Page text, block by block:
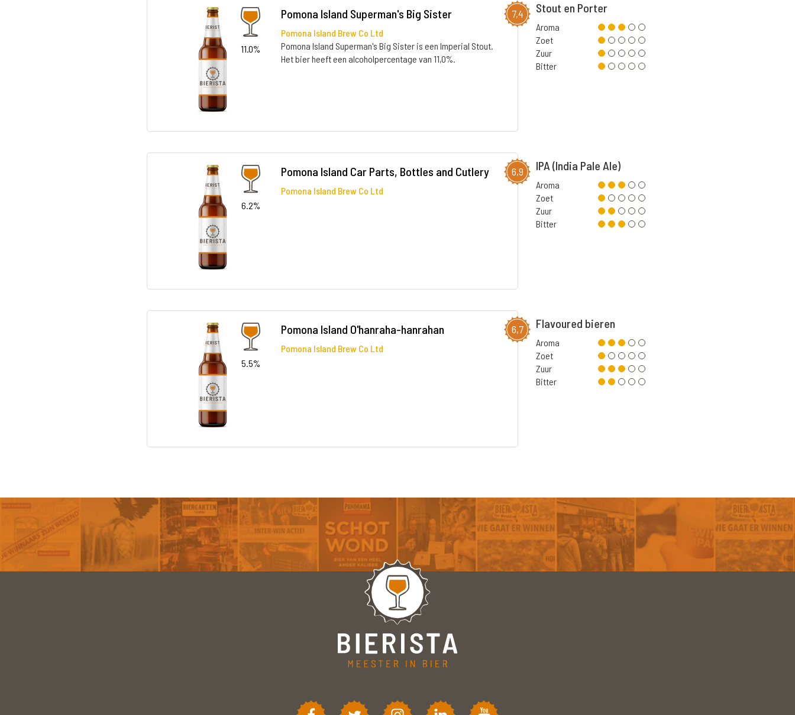
7,4
11.0%
Pomona Island Superman's Big Sister
Pomona Island Brew Co Ltd
Pomona Island Superman's Big Sister is een Imperial Stout.
Het bier heeft een alcoholpercentage van 11,0%.
Stout en Porter
Aroma
Zoet
Zuur
Bitter
6,9
6.2%
Pomona Island Car Parts, Bottles and Cutlery
Pomona Island Brew Co Ltd
IPA (India Pale Ale)
Aroma
Zoet
Zuur
Bitter
6,7
5.5%
Pomona Island O'hanraha-hanrahan
Pomona Island Brew Co Ltd
Flavoured bieren
Aroma
Zoet
Zuur
Bitter